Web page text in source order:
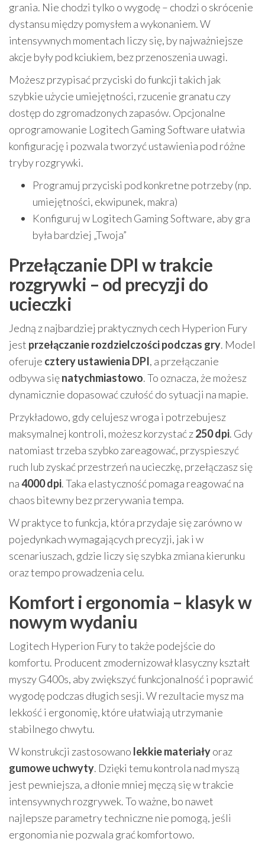
grania. Nie chodzi tylko o wygodę – chodzi o skrócenie
dystansu między pomysłem a wykonaniem. W
intensywnych momentach liczy się, by najważniejsze
akcje były pod kciukiem, bez przenoszenia uwagi.
Możesz przypisać przyciski do funkcji takich jak
szybkie użycie umiejętności, rzucenie granatu czy
dostęp do zgromadzonych zapasów. Opcjonalne
oprogramowanie Logitech Gaming Software ułatwia
konfigurację i pozwala tworzyć ustawienia pod różne
tryby rozgrywki.
Programuj przyciski pod konkretne potrzeby (np.
umiejętności, ekwipunek, makra)
Konfiguruj w Logitech Gaming Software, aby gra
była bardziej „Twoja”
Przełączanie DPI w trakcie
rozgrywki – od precyzji do
ucieczki
Jedną z najbardziej praktycznych cech Hyperion Fury
jest przełączanie rozdzielczości podczas gry. Model
oferuje cztery ustawienia DPI, a przełączanie
odbywa sięnatychmiastowo. To oznacza, że możesz
dynamicznie dopasować czułość do sytuacji na mapie.
Przykładowo, gdy celujesz wroga i potrzebujesz
maksymalnej kontroli, możesz korzystać z250 dpi. Gdy
natomiast trzeba szybko zareagować, przyspieszyć
ruch lub zyskać przestrzeń na ucieczkę, przełączasz się
na4000 dpi. Taka elastyczność pomaga reagować na
chaos bitewny bez przerywania tempa.
W praktyce to funkcja, która przydaje się zarówno w
pojedynkach wymagających precyzji, jak i w
scenariuszach, gdzie liczy się szybka zmiana kierunku
oraz tempo prowadzenia celu.
Komfort i ergonomia – klasyk w
nowym wydaniu
Logitech Hyperion Fury to także podejście do
komfortu. Producent zmodernizował klasyczny kształt
myszy G400s, aby zwiększyć funkcjonalność i poprawić
wygodę podczas długich sesji. W rezultacie mysz ma
lekkość i ergonomię, które ułatwiają utrzymanie
stabilnego chwytu.
W konstrukcji zastosowano lekkie materiałyoraz
gumowe uchwyty. Dzięki temu kontrola nad myszą
jest pewniejsza, a dłonie mniej męczą się w trakcie
intensywnych rozgrywek. To ważne, bo nawet
najlepsze parametry techniczne nie pomogą, jeśli
ergonomia nie pozwala grać komfortowo.